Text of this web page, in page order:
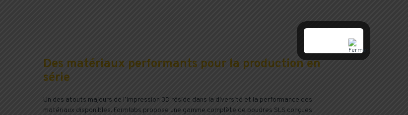
Des matériaux performants pour la production en
série
Un des atouts majeurs de l’impression 3D réside dans la diversité et la performance des
matériaux disponibles. Formlabs propose une gamme complète de poudres SLS conçues